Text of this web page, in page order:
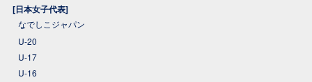
[日本女子代表]
なでしこジャパン
U-20
U-17
U-16